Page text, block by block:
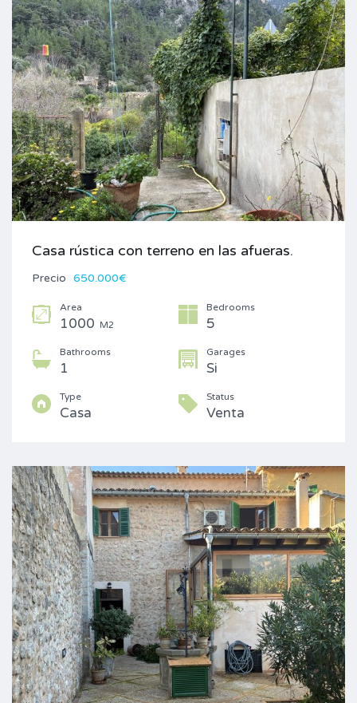
Casa rústica con terreno en las afueras.
Precio 650.000€
Area
1000 M2
Bedrooms
5
Bathrooms
1
Garages
Si
Type
Casa
Status
Venta